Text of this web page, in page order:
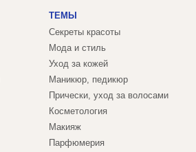
ТЕМЫ
Секреты красоты
Мода и стиль
Уход за кожей
Маникюр, педикюр
Прически, уход за волосами
Косметология
Макияж
Парфюмерия